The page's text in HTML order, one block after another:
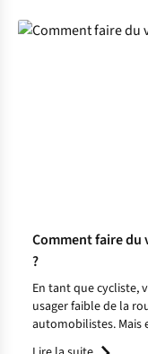
Comment faire
?
En tant que cycliste,
usager faible de la
automobilistes. Mais
Avec ces conseils,